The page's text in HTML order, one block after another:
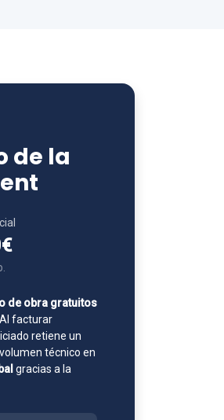
de la
de obra gratuitos
facturar
retiene un
técnico en
gracias a la